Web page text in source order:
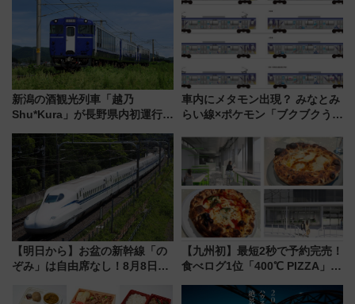
始）
新潟の酒観光列車「越乃
Shu*Kura」が長野県内初運行！
別企画
車内にメタモン出現？ みなとみ
らい線×ポケモン「ブクブクうみ
行開始に！ この夏は直通列車で
横浜へ！
【明日から】お盆の新幹線「の
ぞみ」は自由席なし！8月8日午
せば空きが見つかることも 混
【九州初】最短2秒で予約完売！
食べログ1位「400℃ PIZZA」が
プン。もつ鍋風など限定メニュ